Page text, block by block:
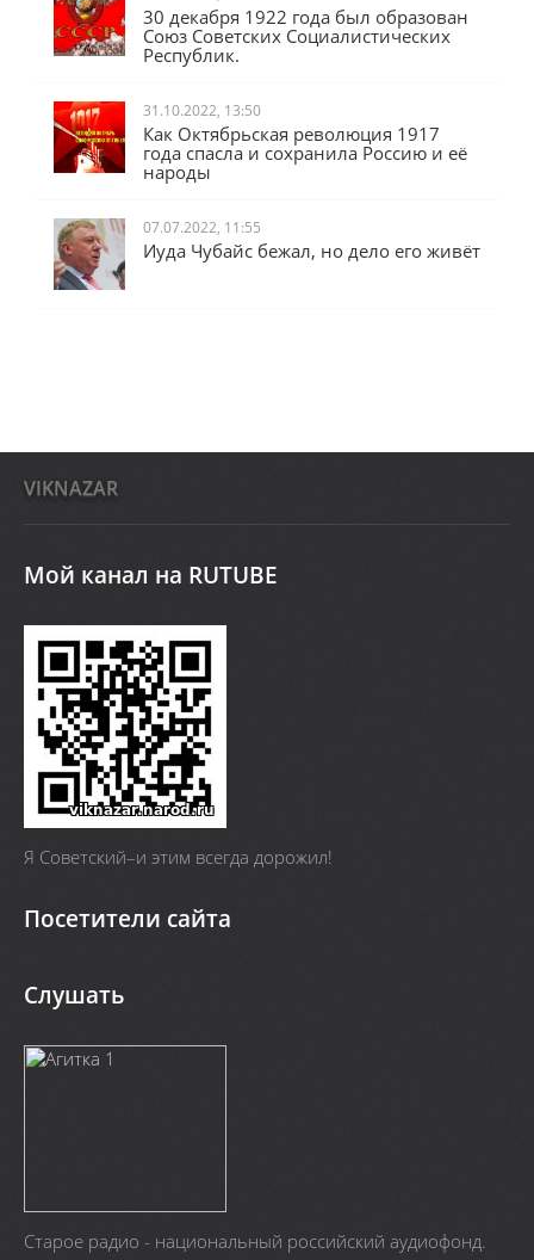
10.12.2022, 11:33
30 декабря 1922 года был образован
Союз Советских Социалистических
Республик.
31.10.2022, 13:50
Как Октябрьская революция 1917
года спасла и сохранила Россию и её
народы
07.07.2022, 11:55
Иуда Чубайс бежал, но дело его живёт
Мой канал на RUTUBE
Я Cоветский–и этим всегда дорожил!
Посетители сайта
Слушать